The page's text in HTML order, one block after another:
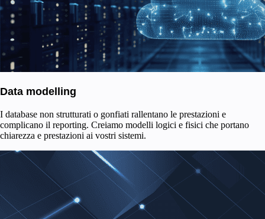
Data modelling
I database non strutturati o gonfiati rallentano le prestazioni e
complicano il reporting. Creiamo modelli logici e fisici che portano
chiarezza e prestazioni ai vostri sistemi.